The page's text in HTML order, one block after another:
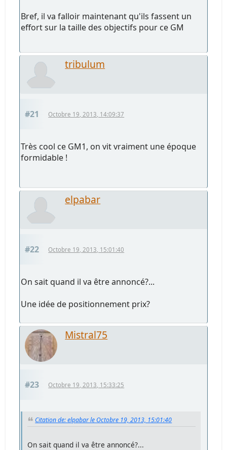
Bref, il va falloir maintenant qu'ils fassent un
effort sur la taille des objectifs pour ce GM
tribulum
#21 Octobre 19, 2013, 14:09:37
Très cool ce GM1, on vit vraiment une époque
formidable !
elpabar
#22 Octobre 19, 2013, 15:01:40
On sait quand il va être annoncé?...
Une idée de positionnement prix?
Mistral75
#23 Octobre 19, 2013, 15:33:25
Citation de: elpabar le Octobre 19, 2013, 15:01:40
On sait quand il va être annoncé?...